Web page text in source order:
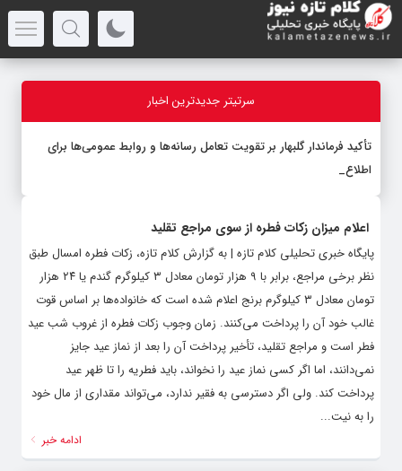
سرتیتر جدیدترین اخبار
تأکید فرماندار گلبهار بر تقویت تعامل رسانه‌ها و روابط عمومی‌ها برای
اطلاع‌رسان
اعلام میزان زکات فطره از سوی مراجع تقلید
پایگاه خبری تحلیلی کلام تازه | به گزارش کلام تازه، زکات فطره امسال طبق
نظر برخی مراجع، برابر با ۹ هزار تومان معادل ۳ کیلوگرم گندم یا ۲۴ هزار
تومان معادل ۳ کیلوگرم برنج اعلام شده است که خانواده‌ها بر اساس قوت
غالب خود آن را پرداخت می‌کنند. زمان وجوب زکات فطره از غروب شب عید
فطر است و مراجع تقلید، تأخیر پرداخت آن را بعد از نماز عید جایز
نمی‌دانند، اما اگر کسی نماز عید را نخواند، باید فطریه را تا ظهر عید
پرداخت کند. ولی اگر دسترسی به فقیر ندارد، می‌تواند مقداری از مال خود
را به نیت...
ادامه خبر